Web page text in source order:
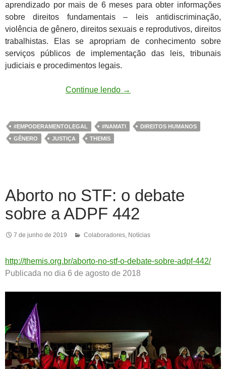
aprendizado por mais de 6 meses para obter informações
sobre direitos fundamentais – leis antidiscriminação,
violência de gênero, direitos sexuais e reprodutivos, direitos
trabalhistas. Elas se apropriam de conhecimento sobre
serviços públicos de implementação das leis, tribunais
judiciais e procedimentos legais.
Continue lendo →
#EMPODERAMENTOLEGAL #NAMATI
DIREITOS HUMANOS
GÊNERO
JUSTIÇA THEMIS
Aborto no STF: o debate
sobre a ADPF 442
7 de junho de 2019 Colaboradores, Notícias
http://themis.org.br/aborto-no-stf-o-debate-sobre-adpf-442/
Publicada no dia 6 de agosto de 2018